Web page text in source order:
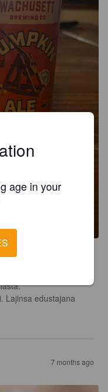
Lajinsa edustajana
7 months ago
age in your